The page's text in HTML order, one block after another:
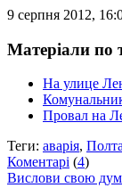
9 серпня 2012,
Матеріали по
На улице
Провал на
Теги: аварія,
Коментарі (4)
Вислови свою